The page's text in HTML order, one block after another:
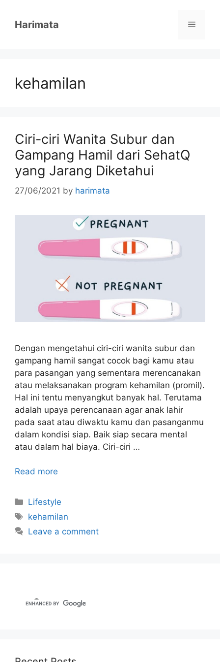
contentHarimata Menu
kehamilan
Ciri-ciri Wanita Subur dan
Gampang Hamil dari SehatQ
yang Jarang Diketahui
27/06/2021 by harimata
Dengan mengetahui ciri-ciri wanita subur dan
gampang hamil sangat cocok bagi kamu atau
para pasangan yang sementara merencanakan
atau melaksanakan program kehamilan (promil).
Hal ini tentu menyangkut banyak hal. Terutama
adalah upaya perencanaan agar anak lahir
pada saat atau diwaktu kamu dan pasanganmu
dalam kondisi siap. Baik siap secara mental
atau dalam hal biaya. Ciri-ciri …
Read more
Categories
Lifestyle
Tags
kehamilan
Leave a comment